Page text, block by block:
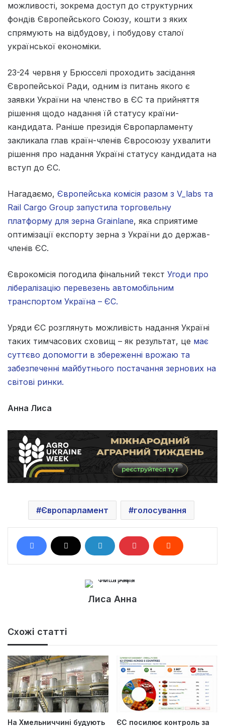
можливості, зокрема доступ до структурних
фондів Європейського Союзу, кошти з яких
спрямують на відбудову, і побудову сталої
української економіки.
23-24 червня у Брюсселі проходить засідання
Європейської Ради, одним із питань якого є
заявки України на членство в ЄС та прийняття
рішення щодо надання їй статусу країни-
кандидата. Раніше президія Європарламенту
закликала глав країн-членів Євросоюзу ухвалити
рішення про надання Україні статусу кандидата на
вступ до ЄС.
Нагадаємо, Європейська комісія разом з V_labs та
Rail Cargo Group запустила торговельну
платформу для зерна Grainlane, яка сприятиме
оптимізації експорту зерна з України до держав-
членів ЄС.
Єврокомісія погодила фінальний текст Угоди про
лібералізацію перевезень автомобільним
транспортом Україна – ЄС.
Уряди ЄС розглянуть можливість надання Україні
таких тимчасових сховищ – як результат, це має
суттєво допомогти в збереженні врожаю та
забезпеченні майбутнього постачання зернових на
світові ринки.
Анна Лиса
Європарламент голосування
Лиса Анна
Схожі статті
На Хмельниччині будують
ЄС посилює контроль за